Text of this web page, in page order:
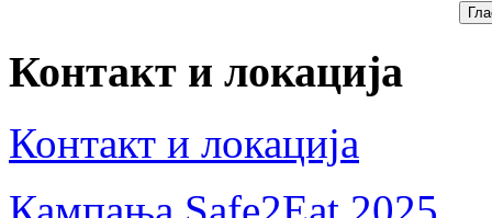
Контакт и локација
Контакт и локација